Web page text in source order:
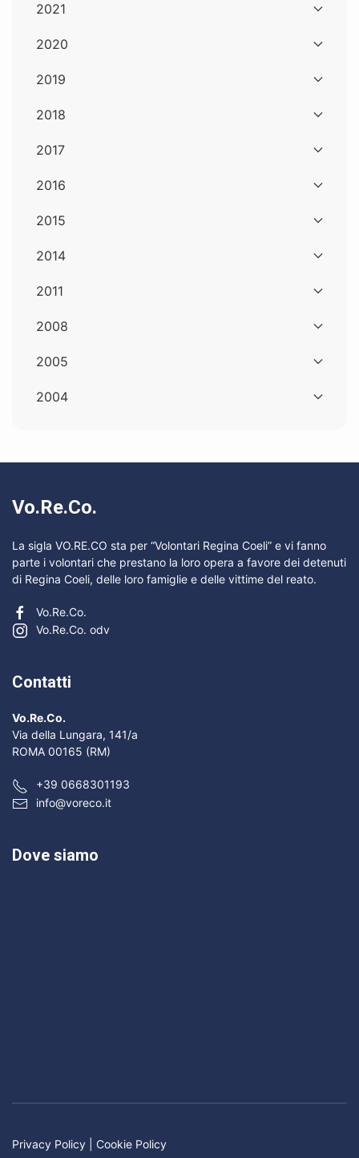
2021
2020
2019
2018
2017
2016
2015
2014
2011
2008
2005
2004
Vo.Re.Co.
La sigla VO.RE.CO sta per “Volontari Regina Coeli” e vi fanno
parte i volontari che prestano la loro opera a favore dei detenuti
di Regina Coeli, delle loro famiglie e delle vittime del reato.
Vo.Re.Co.
Vo.Re.Co. odv
Contatti
Vo.Re.Co.
Via della Lungara, 141/a
ROMA 00165 (RM)
+39 0668301193
info@voreco.it
Dove siamo
Privacy Policy Cookie Policy